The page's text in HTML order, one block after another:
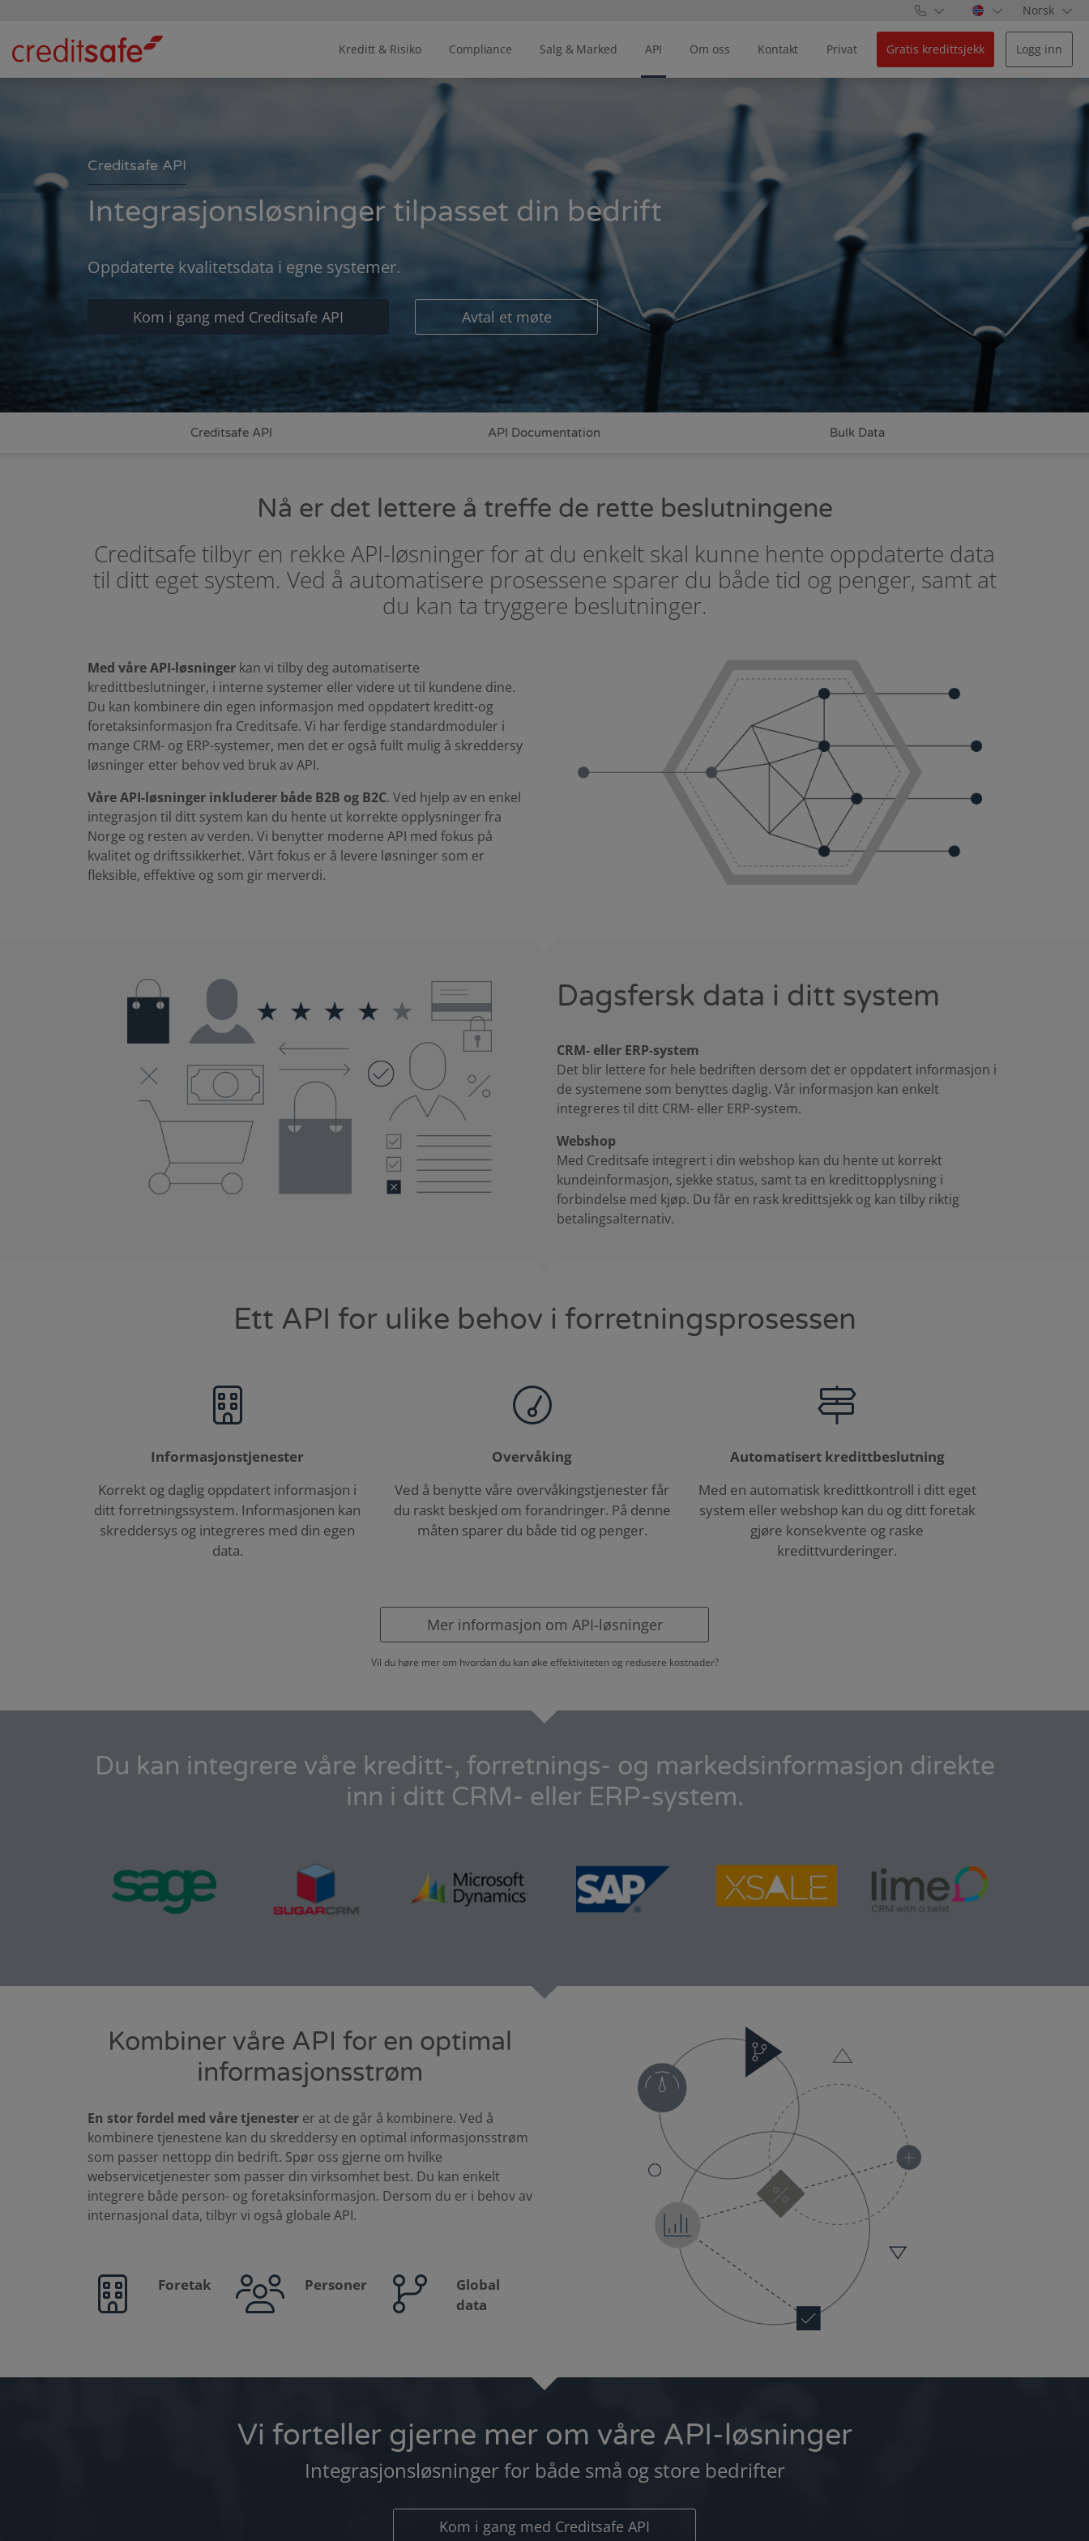
Norsk
Kreditt & Risiko Compliance Salg & Marked API Om oss Kontakt Privat Gratis kredittsjekk Logg inn
Creditsafe API
Integrasjonsløsninger tilpasset din bedrift
Oppdaterte kvalitetsdata i egne systemer.
Kom i gang med Creditsafe API Avtal et møte
Creditsafe API API Documentation Bulk Data
Nå er det lettere å treffe de rette beslutningene
Creditsafe tilbyr en rekke API-løsninger for at du enkelt skal kunne hente oppdaterte data
til ditt eget system. Ved å automatisere prosessene sparer du både tid og penger, samt at
du kan ta tryggere beslutninger.
Med våre API-løsninger kan vi tilby deg automatiserte
kredittbeslutninger, i interne systemer eller videre ut til kundene dine.
Du kan kombinere din egen informasjon med oppdatert kreditt-og
foretaksinformasjon fra Creditsafe. Vi har ferdige standardmoduler i
mange CRM- og ERP-systemer, men det er også fullt mulig å skreddersy
løsninger etter behov ved bruk av API.
Våre API-løsninger inkluderer både B2B og B2C. Ved hjelp av en enkel
integrasjon til ditt system kan du hente ut korrekte opplysninger fra
Norge og resten av verden. Vi benytter moderne API med fokus på
kvalitet og driftssikkerhet. Vårt fokus er å levere løsninger som er
fleksible, effektive og som gir merverdi.
Dagsfersk data i ditt system
CRM- eller ERP-system
Det blir lettere for hele bedriften dersom det er oppdatert informasjon i
de systemene som benyttes daglig. Vår informasjon kan enkelt
integreres til ditt CRM- eller ERP-system.
Webshop
Med Creditsafe integrert i din webshop kan du hente ut korrekt
kundeinformasjon, sjekke status, samt ta en kredittopplysning i
forbindelse med kjøp. Du får en rask kredittsjekk og kan tilby riktig
betalingsalternativ.
Ett API for ulike behov i forretningsprosessen
Informasjonstjenester
Korrekt og daglig oppdatert informasjon i
ditt forretningssystem. Informasjonen kan
skreddersys og integreres med din egen
data.
Overvåking
Ved å benytte våre overvåkingstjenester får
du raskt beskjed om forandringer. På denne
måten sparer du både tid og penger.
Automatisert kredittbeslutning
Med en automatisk kredittkontroll i ditt eget
system eller webshop kan du og ditt foretak
gjøre konsekvente og raske
kredittvurderinger.
Mer informasjon om API-løsninger
Vil du høre mer om hvordan du kan øke effektiviteten og redusere kostnader?
Du kan integrere våre kreditt-, forretnings- og markedsinformasjon direkte
inn i ditt CRM- eller ERP-system.
Kombiner våre API for en optimal
informasjonsstrøm
En stor fordel med våre tjenesterer at de går å kombinere. Ved å
kombinere tjenestene kan du skreddersy en optimal informasjonsstrøm
som passer nettopp din bedrift. Spør oss gjerne om hvilke
webservicetjenester som passer din virksomhet best. Du kan enkelt
integrere både person- og foretaksinformasjon. Dersom du er i behov av
internasjonal data, tilbyr vi også globale API.
Foretak Personer
Global
data
Vi forteller gjerne mer om våre API-løsninger
Integrasjonsløsninger for både små og store bedrifter
Kom i gang med Creditsafe API